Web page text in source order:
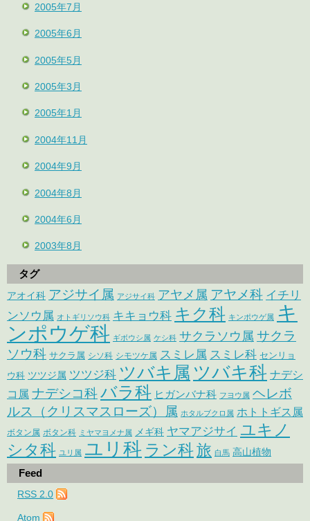
2005年7月
2005年6月
2005年5月
2005年3月
2005年1月
2004年11月
2004年9月
2004年8月
2004年6月
2003年8月
タグ
アオイ科 アジサイ属 アジサイ科 アヤメ属 アヤメ科 イチリ
ンソウ属 オトギリソウ科 キキョウ科 キク科 キンポウゲ属 キ
ンポウゲ科 ギボウシ属 ケシ科 サクラソウ属 サクラ
ソウ科 サクラ属 シソ科 シモツケ属 スミレ属 スミレ科 センリョ
ウ科 ツツジ属 ツツジ科 ツバキ属 ツバキ科 ナデシ
コ属 ナデシコ科バラ科 ヒガンバナ科 フヨウ属 ヘレボ
ルス（クリスマスローズ）属 ホタルブクロ属 ホトトギス属
ボタン属 ボタン科 ミヤマヨメナ属 メギ科 ヤマアジサイ ユキノ
シタ科 ユリ属 ユリ科 ラン科旅 白馬 高山植物
Feed
RSS 2.0
Atom